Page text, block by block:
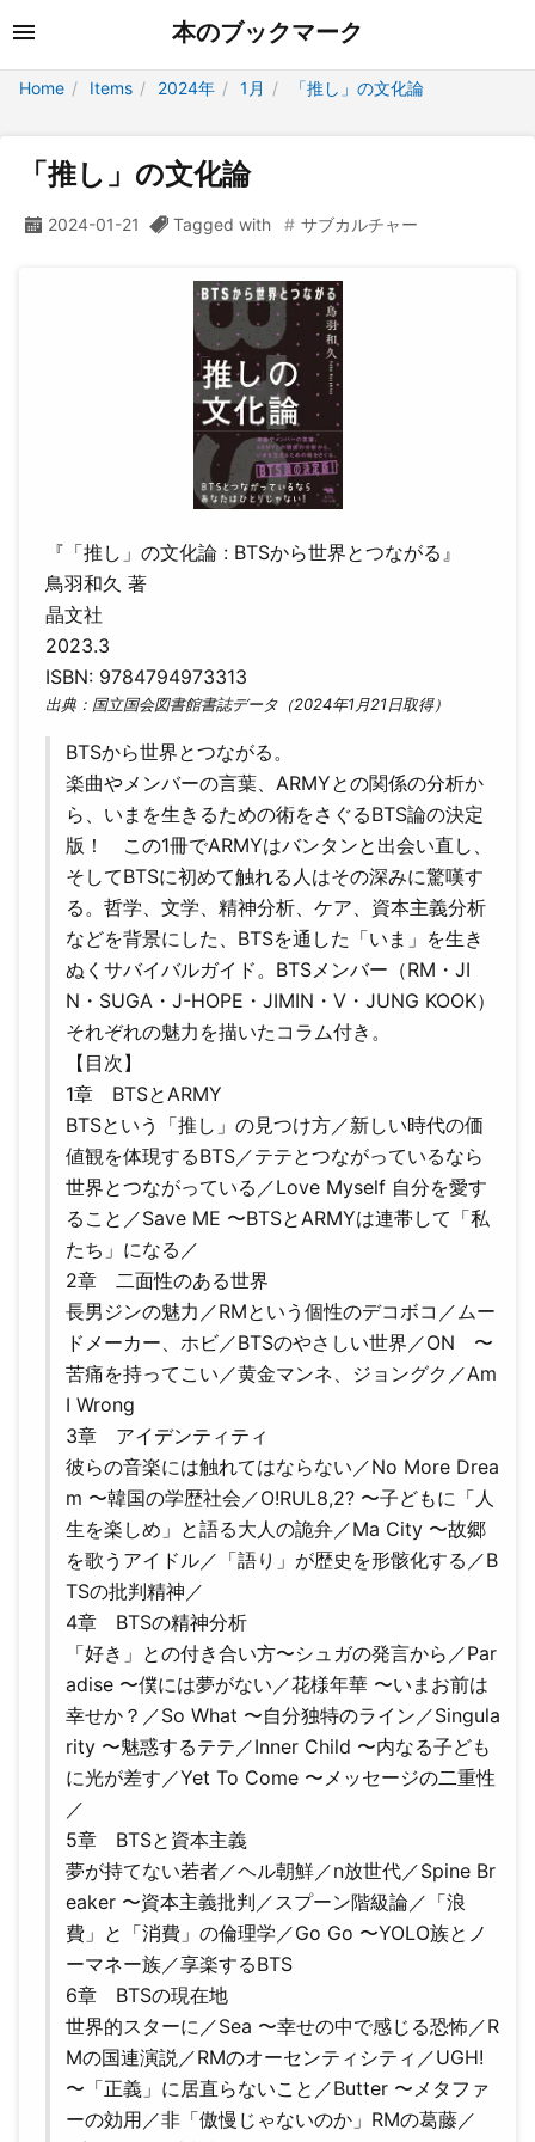
本のブックマーク
Home Items 2024年 1月 「推し」の文化論
「推し」の文化論
2024-01-21 Tagged with サブカルチャー
『「推し」の文化論 : BTSから世界とつながる』
鳥羽和久 著
晶文社
2023.3
ISBN: 9784794973313
出典：国立国会図書館書誌データ（2024年1月21日取得）
BTSから世界とつながる。
楽曲やメンバーの言葉、ARMYとの関係の分析か
ら、いまを生きるための術をさぐるBTS論の決定
版！ この1冊でARMYはバンタンと出会い直し、
そしてBTSに初めて触れる人はその深みに驚嘆す
る。哲学、文学、精神分析、ケア、資本主義分析
などを背景にした、BTSを通した「いま」を生き
ぬくサバイバルガイド。BTSメンバー（RM・JI
N・SUGA・J-HOPE・JIMIN・V・JUNG KOOK）
それぞれの魅力を描いたコラム付き。
【目次】
1章 BTSとARMY
BTSという「推し」の見つけ方／新しい時代の価
値観を体現するBTS／テテとつながっているなら
世界とつながっている／Love Myself 自分を愛す
ること／Save ME 〜BTSとARMYは連帯して「私
たち」になる／
2章 二面性のある世界
長男ジンの魅力／RMという個性のデコボコ／ムー
ドメーカー、ホビ／BTSのやさしい世界／ON 〜
苦痛を持ってこい／黄金マンネ、ジョングク／Am
I Wrong
3章 アイデンティティ
彼らの音楽には触れてはならない／No More Drea
m 〜韓国の学歴社会／O!RUL8,2? 〜子どもに「人
生を楽しめ」と語る大人の詭弁／Ma City 〜故郷
を歌うアイドル／「語り」が歴史を形骸化する／B
TSの批判精神／
4章 BTSの精神分析
「好き」との付き合い方〜シュガの発言から／Par
adise 〜僕には夢がない／花様年華 〜いまお前は
幸せか？／So What 〜自分独特のライン／Singula
rity 〜魅惑するテテ／Inner Child 〜内なる子ども
に光が差す／Yet To Come 〜メッセージの二重性
／
5章 BTSと資本主義
夢が持てない若者／ヘル朝鮮／n放世代／Spine Br
eaker 〜資本主義批判／スプーン階級論／「浪
費」と「消費」の倫理学／Go Go 〜YOLO族とノ
ーマネー族／享楽するBTS
6章 BTSの現在地
世界的スターに／Sea 〜幸せの中で感じる恐怖／R
Mの国連演説／RMのオーセンティシティ／UGH!
〜「正義」に居直らないこと／Butter 〜メタファ
ーの効用／非「傲慢じゃないのか」RMの葛藤／